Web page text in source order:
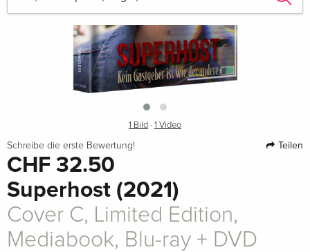
1 Bild · 1 Video
Schreibe die erste Bewertung! Teilen
CHF 32.50
Superhost (2021)
Cover C, Limited Edition,
Mediabook, Blu-ray + DVD